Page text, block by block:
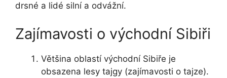
drsné a lidé silní a odvážní.
Zajímavosti o východní Sibiři
Většina oblastí východní Sibiře je
obsazena lesy tajgy (zajímavosti o tajze).